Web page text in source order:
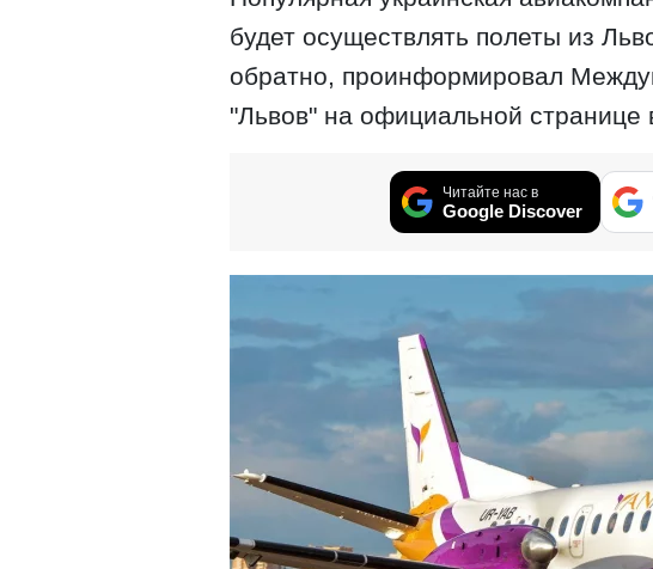
будет осуществлять полеты из
обратно, проинформировал
"Львов" на официальной странице
Читайте нас в
Google Discover